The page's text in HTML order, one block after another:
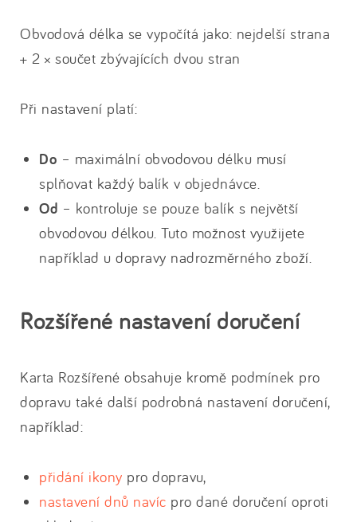
Obvodová délka se vypočítá jako: nejdelší strana
+ 2 × součet zbývajících dvou stran
Při nastavení platí:
Do – maximální obvodovou délku musí
splňovat každý balík v objednávce.
Od – kontroluje se pouze balík s největší
obvodovou délkou. Tuto možnost využijete
například u dopravy nadrozměrného zboží.
Rozšířené nastavení doručení
Karta Rozšířené obsahuje kromě podmínek pro
dopravu také další podrobná nastavení doručení,
například:
přidání ikony pro dopravu,
nastavení dnů navíc pro dané doručení oproti